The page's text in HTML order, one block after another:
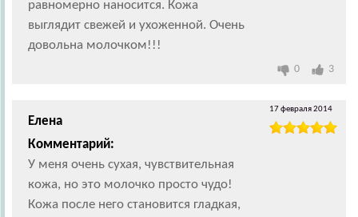
равномерно наносится. Кожа
выглядит свежей и ухоженной. Очень
довольна молочком!!!
0 3
Елена
Комментарий:
У меня очень сухая, чувствительная
кожа, но это молочко просто чудо!
Кожа после него становится гладкая,
17 февраля 2014